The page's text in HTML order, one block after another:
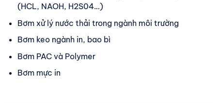
(HCL, NAOH, H2S04…)
Bơm xử lý nước thải trong ngành môi trường
Bơm keo ngành in, bao bì
Bơm PAC và Polymer
Bơm mực in